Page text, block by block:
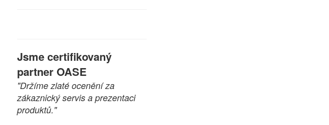
Jsme certifikovaný
partner OASE
"Držíme zlaté ocenění za
zákaznický servis a prezentaci
produktů."